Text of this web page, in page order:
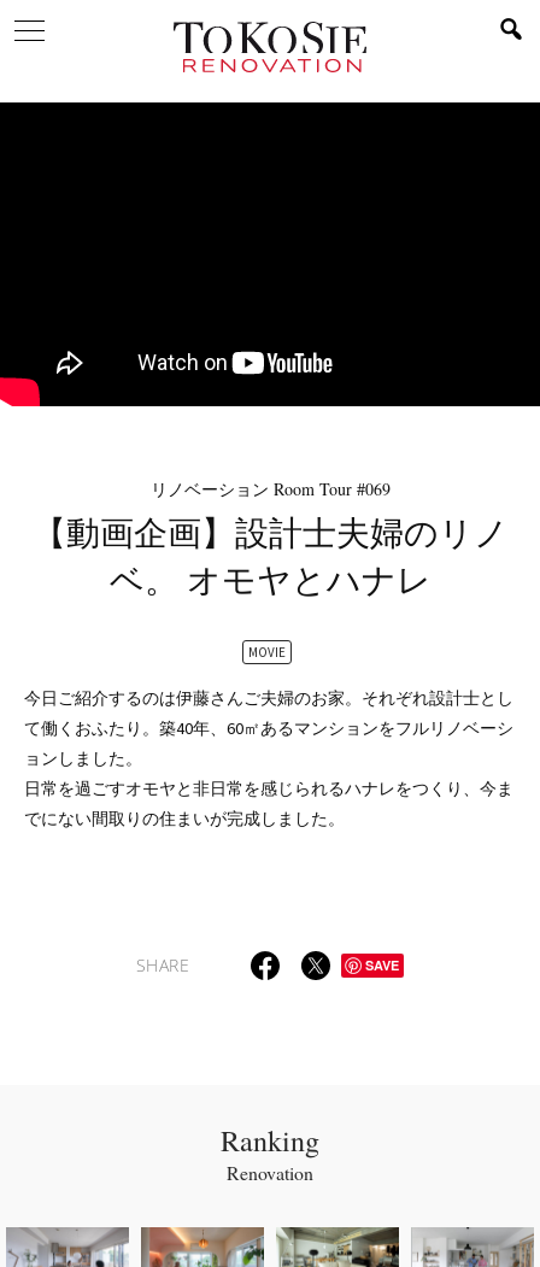
リノベーション Room Tour #069
【動画企画】設計士夫婦のリノ
ベ。
オモヤとハナレ
MOVIE
今日ご紹介するのは伊藤さんご夫婦のお家。それぞれ設計士とし
て働くおふたり。築40年、60㎡あるマンションをフルリノベーシ
ョンしました。
日常を過ごすオモヤと非日常を感じられるハナレをつくり、今ま
でにない間取りの住まいが完成しました。
SHARE SAVE
Ranking
Renovation